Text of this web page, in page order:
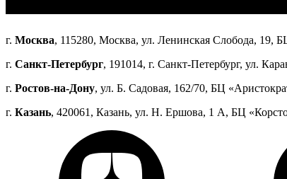
г. Москва, 115280, Москва, ул. Ленинская Слобода, 19,
г. Санкт-Петербург, 191014, г. Санкт-Петербург, ул.
г. Ростов-на-Дону, ул. Б. Садовая, 162/70, БЦ
г. Казань, 420061, Казань, ул. Н. Ершова, 1 А, БЦ